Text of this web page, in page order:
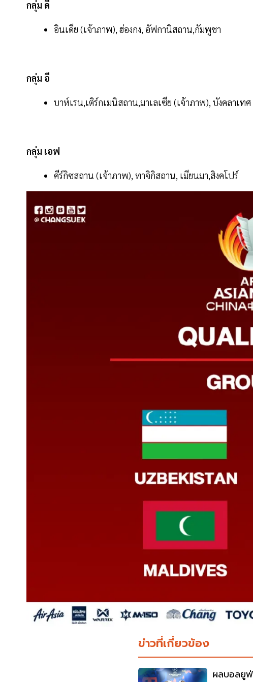
กลุ่ม ดี
อินเดีย (เจ้าภาพ), ฮ่องกง, อัฟกานิสถาน,กัมพูชา
กลุ่ม อี
บาห์เรน,เติร์กเมนิสถาน,มาเลเซีย (เจ้าภาพ), บังคลาเทศ
กลุ่ม เอฟ
คีร์กิซสถาน (เจ้าภาพ), ทาจิกิสถาน, เมียนมา,สิงคโปร์
ข่าวที่เกี่ยวข้อง
ผลบอลยู